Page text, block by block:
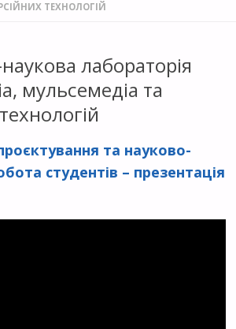
ТЕХНОЛОГІЙ
лабораторія
мульсемедіа та
та науково-
студентів – презентація